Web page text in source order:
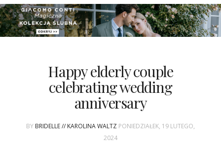
ZGŁOSZENIA
SPONSORING
KSIĄŻKI BRIDELLE
Happy elderly couple
celebrating wedding
anniversary
BY BRIDELLE // KAROLINA WALTZ PONIEDZIAŁEK, 19 LUTEGO,
2024